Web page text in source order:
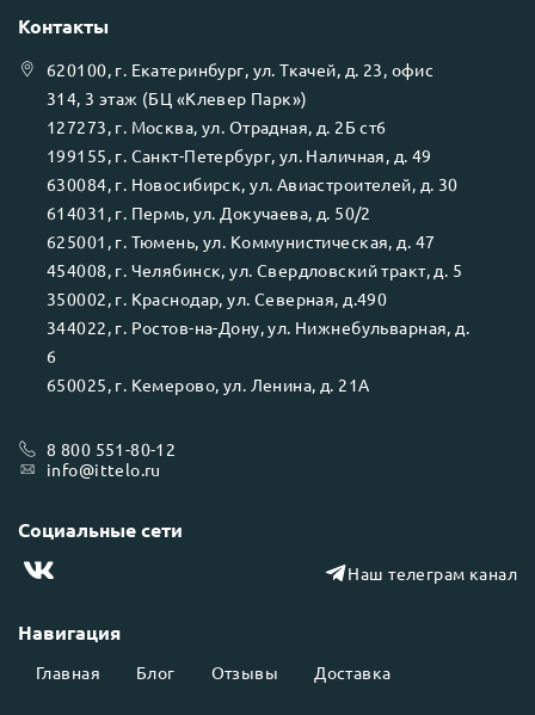
Навигация
Главная Блог Отзывы Доставка
Контакты
620100, г. Екатеринбург, ул.Ткачей, д. 23, офис
314, 3 этаж (БЦ «Клевер Парк»)
127273, г. Москва, ул. Отрадная, д. 2Б ст6
199155, г. Санкт-Петербург, ул. Наличная, д. 49
630084, г. Новосибирск, ул. Авиастроителей, д. 30
614031 , г. Пермь, ул. Докучаева, д. 50/2
625001 , г. Тюмень, ул. Коммунистическая, д. 47
454008, г. Челябинск, ул. Свердловский тракт, д. 5
350002, г. Краснодар, ул. Северная, д.490
344022, г. Ростов-на-Дону, ул. Нижнебульварная, д.
6
650025, г. Кемерово, ул. Ленина, д. 21А
8 800 551-80-12
info@ittelo.ru
Социальные сети
Наш телеграм канал